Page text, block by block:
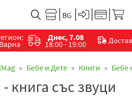
Варна
Днес, 7.08
18:00 - 19:00
Бебе и Дете Книги Бебе
книга със звуци